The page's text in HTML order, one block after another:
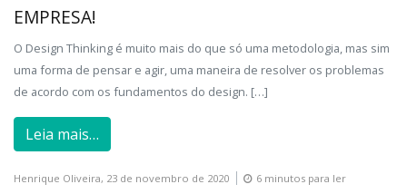
EMPRESA!
O Design Thinking é muito mais do que só uma metodologia, mas sim
uma forma de pensar e agir, uma maneira de resolver os problemas
de acordo com os fundamentos do design. […]
Leia mais…
Henrique Oliveira, 23 de novembro de 2020 6 minutos para ler